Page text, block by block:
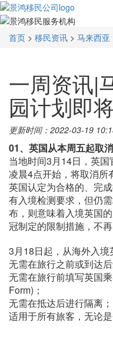
首页 > 移民资讯 > 马来西亚
一周资讯|
园计划即
更新时间：2022-03-19
01、英国从本周五起取
当地时间3月14日，英国
凌晨4点开始，将取消所
英国认定为合格的、完
有入境检测要求，但仍
布，则意味着入境英国
冠制定的限制措施，不再
3月18日起，从海外入境
无需在旅行之前或到达
无需在旅行前填写英国
Form)；
无需在抵达后进行隔离；
适用于所有旅客，无论